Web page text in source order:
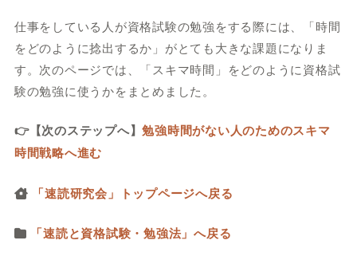
仕事をしている人が資格試験の勉強をする際には、「時間
をどのように捻出するか」がとても大きな課題になりま
す。次のページでは、「スキマ時間」をどのように資格試
験の勉強に使うかをまとめました。
👉【次のステップへ】勉強時間がない人のためのスキマ
時間戦略へ進む
「速読研究会」トップページへ戻る
「速読と資格試験・勉強法」へ戻る